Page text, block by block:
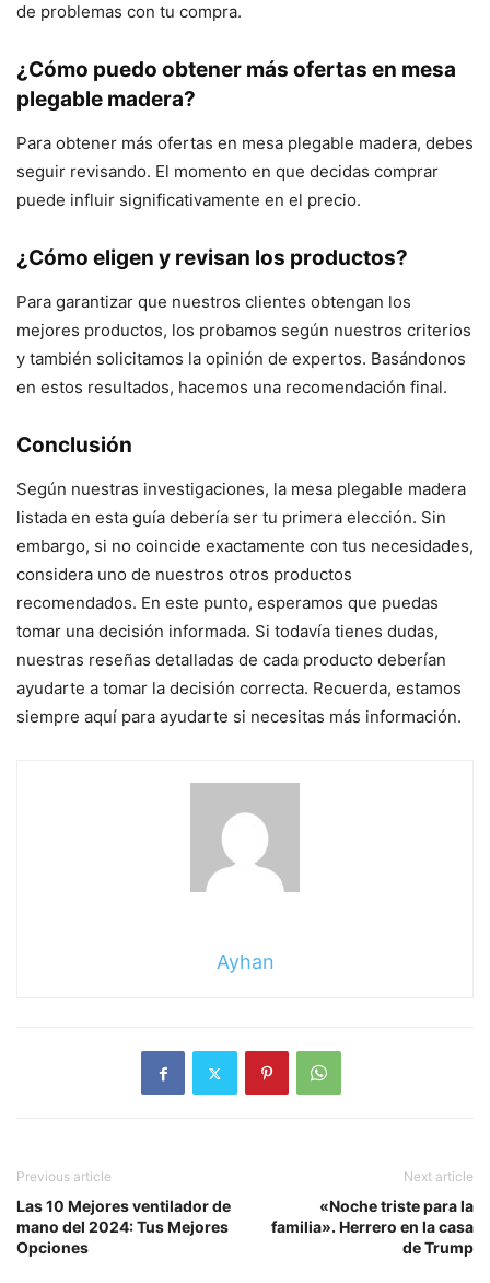
de problemas con tu compra.
¿Cómo puedo obtener más ofertas en mesa
plegable madera?
Para obtener más ofertas en mesa plegable madera, debes
seguir revisando. El momento en que decidas comprar
puede influir significativamente en el precio.
¿Cómo eligen y revisan los productos?
Para garantizar que nuestros clientes obtengan los
mejores productos, los probamos según nuestros criterios
y también solicitamos la opinión de expertos. Basándonos
en estos resultados, hacemos una recomendación final.
Conclusión
Según nuestras investigaciones, la mesa plegable madera
listada en esta guía debería ser tu primera elección. Sin
embargo, si no coincide exactamente con tus necesidades,
considera uno de nuestros otros productos
recomendados. En este punto, esperamos que puedas
tomar una decisión informada. Si todavía tienes dudas,
nuestras reseñas detalladas de cada producto deberían
ayudarte a tomar la decisión correcta. Recuerda, estamos
siempre aquí para ayudarte si necesitas más información.
Ayhan
Previous article
Las 10 Mejores ventilador de
mano del 2024: Tus Mejores
Opciones
Next article
«Noche triste para la
familia». Herrero en la casa
de Trump